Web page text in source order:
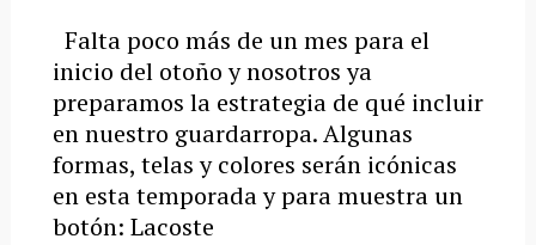
Falta poco más de un mes para el
inicio del otoño y nosotros ya
preparamos la estrategia de qué incluir
en nuestro guardarropa. Algunas
formas, telas y colores serán icónicas
en esta temporada y para muestra un
botón: Lacoste